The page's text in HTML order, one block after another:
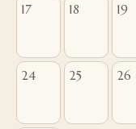
17 18 19
24 25 26